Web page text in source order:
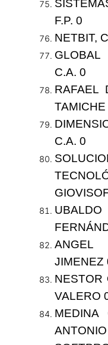
F.P. 0
NETBIT,
C.A. 0
RAFAEL
TAMICHE
C.A. 0
UBALDO
ANGEL
JIMENEZ
NESTOR
VALERO
MEDINA